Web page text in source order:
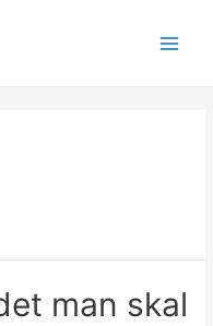
man skal